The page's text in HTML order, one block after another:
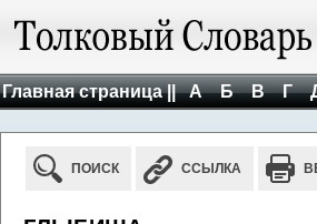
Главная страница || А Б В Г
ПОИСК ССЫЛКА